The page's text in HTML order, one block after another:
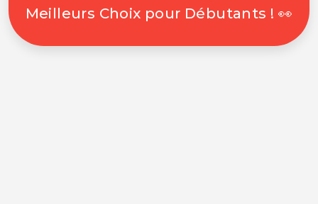
Meilleurs Choix pour Débutants ! 👀